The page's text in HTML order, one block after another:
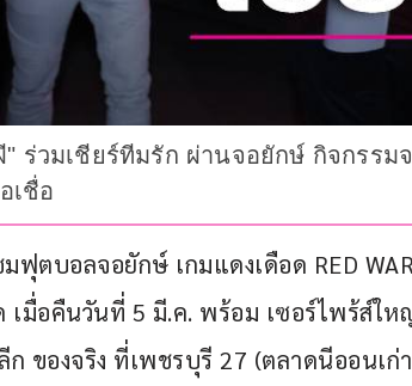
" ร่วมเชียร์ทีมรัก ผ่านจอยักษ์ กิจกรร
เชื่อ
ฟุตบอลจอยักษ์ เกมแดงเดือด RED
เมื่อคืนวันที่ 5 มี.ค. พร้อม เซอร์ไพร้ส์ใ
ก ของจริง ที่เพชรบุรี 27 (ตลาดนีออนเ